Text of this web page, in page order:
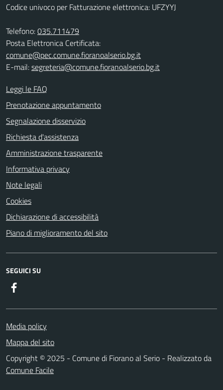
Codice univoco per Fatturazione elettronica: UFZYYJ
Telefono:035.711479
Posta Elettronica Certificata:
comune@pec.comune.fioranoalserio.bg.it
E-mail:segreteria@comune.fioranoalserio.bg.it
Leggi le FAQ
Prenotazione appuntamento
Segnalazione disservizio
Richiesta d'assistenza
Amministrazione trasparente
Informativa privacy
Note legali
Cookies
Dichiarazione di accessibilità
Piano di miglioramento del sito
SEGUICI SU
Media policy
Mappa del sito
Copyright © 2025 - Comune di Fiorano al Serio - Realizzato da
Comune Facile